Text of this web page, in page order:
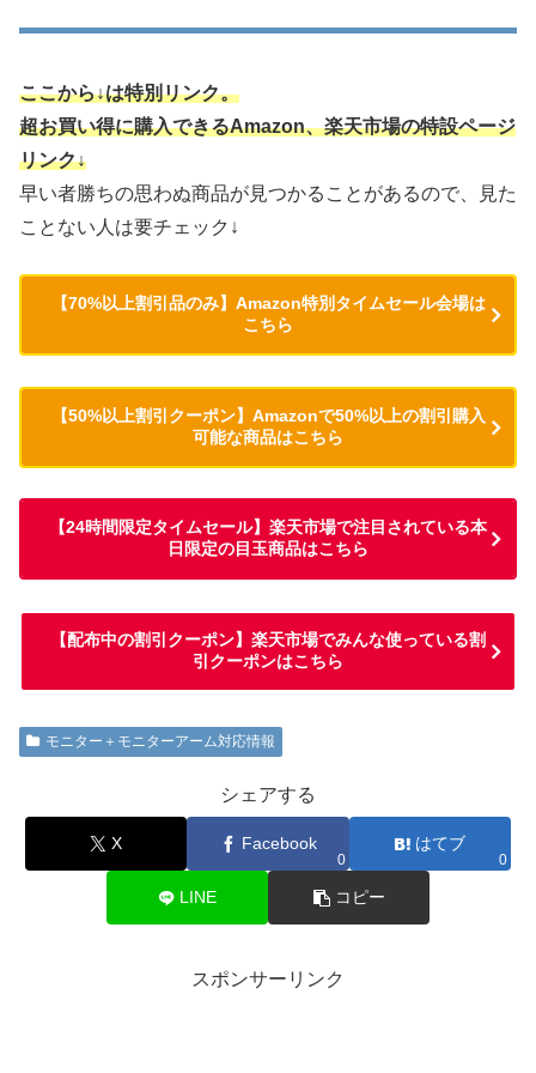
ここから↓は特別リンク。
超お買い得に購入できるAmazon、楽天市場の特設ページ
リンク↓
早い者勝ちの思わぬ商品が見つかることがあるので、見た
ことない人は要チェック↓
【70%以上割引品のみ】Amazon特別タイムセール会場は
こちら
【50%以上割引クーポン】Amazonで50%以上の割引購入
可能な商品はこちら
【24時間限定タイムセール】楽天市場で注目されている本
日限定の目玉商品はこちら
【配布中の割引クーポン】楽天市場でみんな使っている割
引クーポンはこちら
モニター＋モニターアーム対応情報
シェアする
X Facebook
0
はてブ
0
LINE コピー
スポンサーリンク